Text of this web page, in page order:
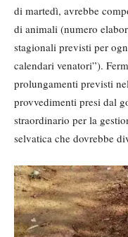
di martedì, avrebbe
di animali (numero
stagionali previsti per
calendari venatori”).
prolungamenti previsti
provvedimenti presi dal
straordinario per la
selvatica che dovrebbe